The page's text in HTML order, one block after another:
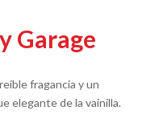
Garage
fragancia y un
elegante de la vainilla.